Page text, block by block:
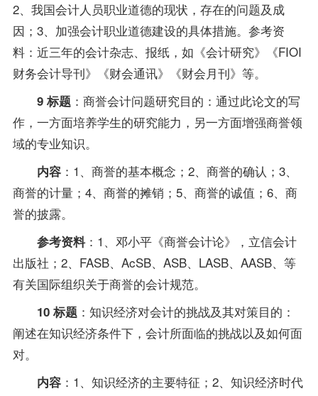
2、我国会计人员职业道德的现状，存在的问题及成
因；3、加强会计职业道德建设的具体措施。参考资
料：近三年的会计杂志、报纸，如《会计研究》《FIOI
财务会计导刊》《财会通讯》《财会月刊》等。
9 标题：商誉会计问题研究目的：通过此论文的写
作，一方面培养学生的研究能力，另一方面增强商誉领
域的专业知识。
内容：1、商誉的基本概念；2、商誉的确认；3、
商誉的计量；4、商誉的摊销；5、商誉的诚值；6、商
誉的披露。
参考资料：1、邓小平《商誉会计论》，立信会计
出版社；2、FASB、AcSB、ASB、LASB、AASB、等
有关国际组织关于商誉的会计规范。
10 标题：知识经济对会计的挑战及其对策目的：
阐述在知识经济条件下，会计所面临的挑战以及如何面
对。
内容：1、知识经济的主要特征；2、知识经济时代